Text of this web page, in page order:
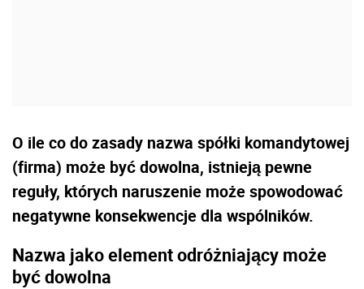
O ile co do zasady nazwa spółki komandytowej
(firma) może być dowolna, istnieją pewne
reguły, których naruszenie może spowodować
negatywne konsekwencje dla wspólników.
Nazwa jako element odróżniający może
być dowolna